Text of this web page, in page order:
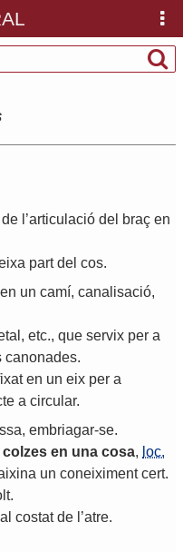
de ’articulació del braç en
part del cos.
en un camí, canalisació,
, etc., que servix per a
canonades.
en un eix per a
a circular.
, embriagar-se.
colzes en una cosa, loc.
un coneiximent cert.
.
al costat de ’atre.